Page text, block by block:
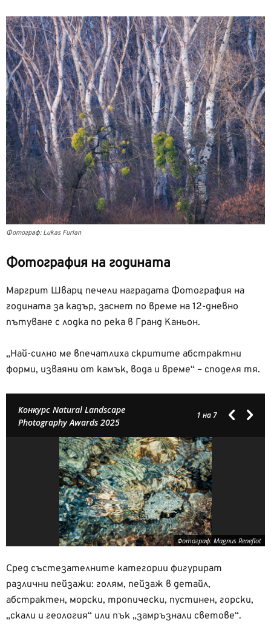
Фотограф: Lukas Furlan
Фотография на годината
Маргрит Шварц печели наградата Фотография на
годината за кадър, заснет по време на 12-дневно
пътуване с лодка по река в Гранд Каньон.
„Най-силно ме впечатлиха скритите абстрактни
форми, изваяни от камък, вода и време“ – споделя тя.
Конкурс Natural Landscape
Photography Awards 2025
1 на 7
Фотограф: Magnus Reneflot
Сред състезателните категории фигурират
различни пейзажи: голям, пейзаж в детайл,
абстрактен, морски, тропически, пустинен, горски,
„скали и геология“ или пък „замръзнали светове“.